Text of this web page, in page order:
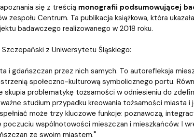
się z treścią monografii podsumowującej
zespołu Centrum. Ta publikacja książkowa, która
badawczego realizowanego w 2018 roku.
Szczepański z Uniwersytetu Śląskiego:
gdańszczan przez nich samych. To autorefleksja
społeczno-kulturową symbolicznego portu.
problematykę tożsamości w odniesieniu do
studium przypadku kreowania tożsamości miasta
może trzy kluczowe funkcje: poznawczą,
wspólnotowości mieszczan i mieszkańców. I
ze swoim miastem."